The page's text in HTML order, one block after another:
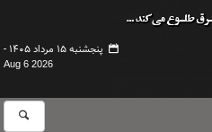
پنجشنبه ۱۵ مرداد ۱۴۰۵ -
Aug 6 2026